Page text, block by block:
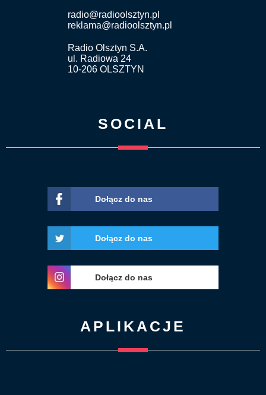
radio@radioolsztyn.pl
reklama@radioolsztyn.pl
Radio Olsztyn S.A.
ul. Radiowa 24
10-206 OLSZTYN
SOCIAL
Dołącz do nas
Dołącz do nas
Dołącz do nas
APLIKACJE